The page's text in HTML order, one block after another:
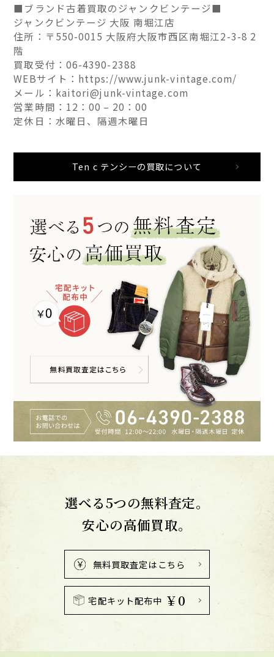
■ブランド古着買取のジャンクビンテージ■
ジャンクビンテージ 大阪 南堀江店
住所：〒550-0015 大阪府大阪市西区南堀江2-3-8 2
階
買取受付：06-4390-2388
WEBサイト：https://www.junk-vintage.com/
メール：kaitori@junk-vintage.com
営業時間：12：00 – 20：00
定休日：水曜日、隔週木曜日
Ten c テンシーの買取について
選べる5つの無料査定。
安心の高価買取。
無料買取査定はこちら
宅配キット配布中 ￥0